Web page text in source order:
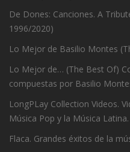
De Dones: Canciones. A
1996/2020)
Lo Mejor de Basilio Montes
Lo Mejor de… (The Best Of)
compuestas por Basilio
LongPLay Collection Videos.
Música Pop y la Música Latina.
Flaca. Grandes éxitos de la